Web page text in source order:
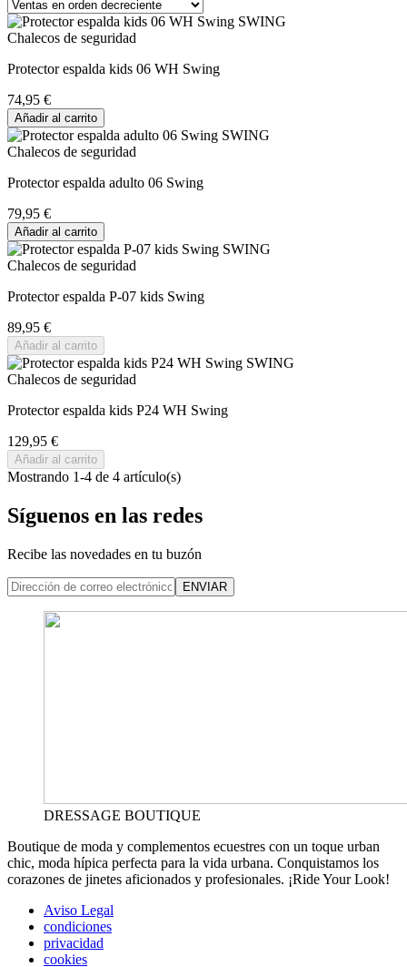
Chalecos de seguridad
Protector espalda kids 06 WH Swing
74,95 €
Añadir al carrito
Chalecos de seguridad
Protector espalda adulto 06 Swing
79,95 €
Añadir al carrito
Chalecos de seguridad
Protector espalda P-07 kids Swing
89,95 €
Añadir al carrito
Chalecos de seguridad
Protector espalda kids P24 WH Swing
129,95 €
Añadir al carrito
Mostrando 1-4 de 4 artículo(s)
Síguenos en las redes
Recibe las novedades en tu buzón
ENVIAR
DRESSAGE BOUTIQUE
Boutique de moda y complementos ecuestres con un toque urban
chic, moda hípica perfecta para la vida urbana. Conquistamos los
corazones de jinetes aficionados y profesionales. ¡Ride Your Look!
Aviso Legal
condiciones
privacidad
cookies